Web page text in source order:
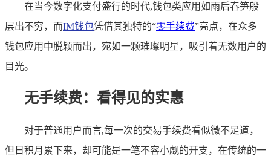
在当今数字化支付盛行的时代,钱包类应用如雨后春笋般
层出不穷，而IM钱包凭借其独特的“零手续费”亮点，在众多
钱包应用中脱颖而出，宛如一颗璀璨明星，吸引着无数用户的
目光。
无手续费：看得见的实惠
对于普通用户而言,每一次的交易手续费看似微不足道，
但日积月累下来，却可能是一笔不容小觑的开支，在传统的一